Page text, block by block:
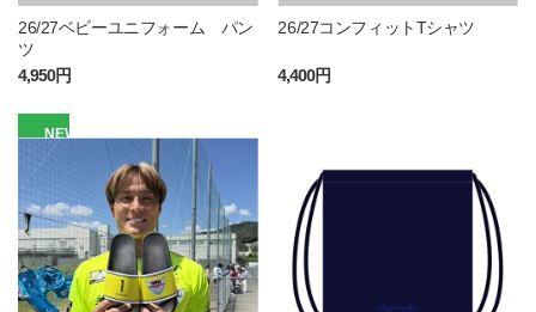
26/27ベビーユニフォーム パン
ツ
4,950円
26/27コンフィットTシャツ
4,400円
NEW